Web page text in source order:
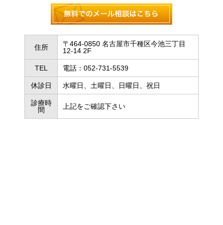
住所
〒464-0850 名古屋市千種区今池三丁目
12-14 2F
TEL 電話：052-731-5539
休診日 水曜日、土曜日、日曜日、祝日
診療時
間
上記をご確認下さい